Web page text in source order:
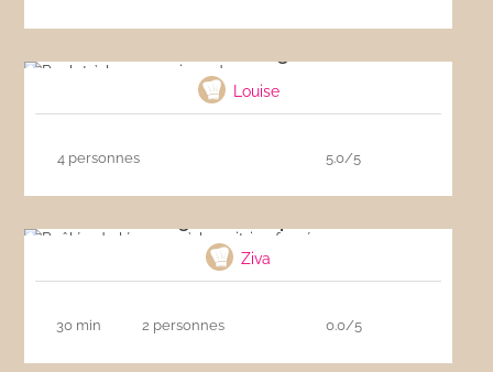
Louise
4 personnes 5.0/5
Ziva
30 min 2 personnes 0.0/5